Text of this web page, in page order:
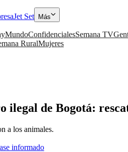
Jet Set Más
MundoConfidencialesSemana TV
RuralMujeres
de Bogotá:
a los animales.
informado